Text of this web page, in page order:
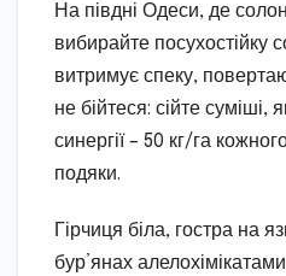
На півдні Одеси, де
вибирайте посухостійку
витримує спеку,
не бійтеся: сійте суміші,
синергії – 50 кг/га
подяки.
Гірчиця біла, гостра на
бур’янах